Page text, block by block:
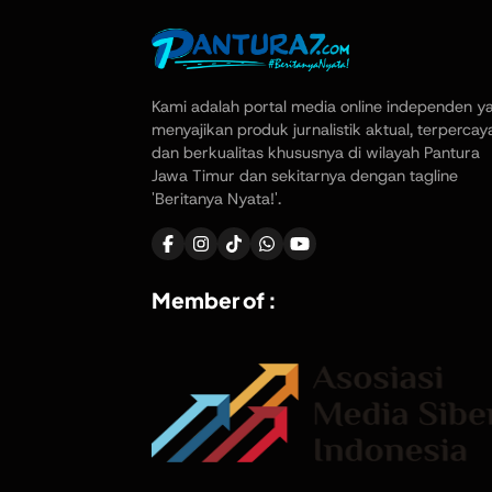
Kami adalah portal media online independen
menyajikan produk jurnalistik aktual,
dan berkualitas khususnya di wilayah Pantura
Jawa Timur dan sekitarnya dengan tagline
'Beritanya Nyata!'.
Member of :